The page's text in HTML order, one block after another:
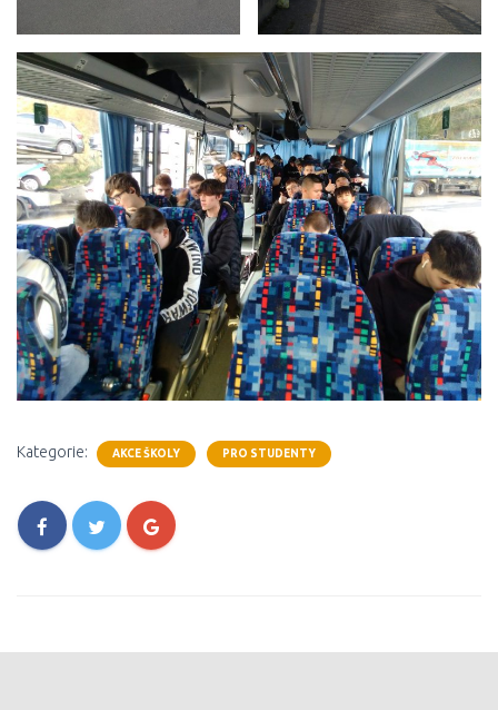
Kategorie: AKCE ŠKOLY PRO STUDENTY